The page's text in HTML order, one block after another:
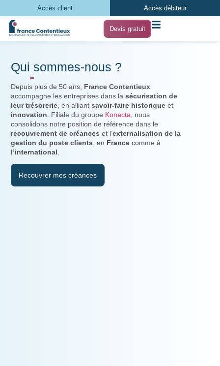
Accès client Accès débiteur
Devis gratuit
Qui sommes-nous ?
Depuis plus de 50 ans, France Contentieux
accompagne les entreprises dans lasécurisation de
leur trésorerie , en alliantsavoir-faire historique et
innovation . Filiale du groupe Konecta , nous
consolidons notre position de référence dans le
recouvrement de créances et l’externalisation de la
gestion du poste clients , en France comme à
l’international
Recouvrer mes créances